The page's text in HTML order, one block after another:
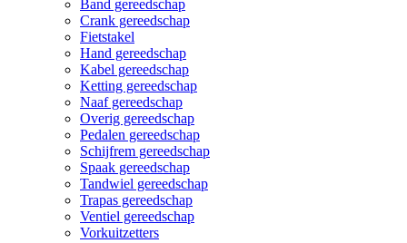
Band gereedschap
Crank gereedschap
Fietstakel
Hand gereedschap
Kabel gereedschap
Ketting gereedschap
Naaf gereedschap
Overig gereedschap
Pedalen gereedschap
Schijfrem gereedschap
Spaak gereedschap
Tandwiel gereedschap
Trapas gereedschap
Ventiel gereedschap
Vorkuitzetters